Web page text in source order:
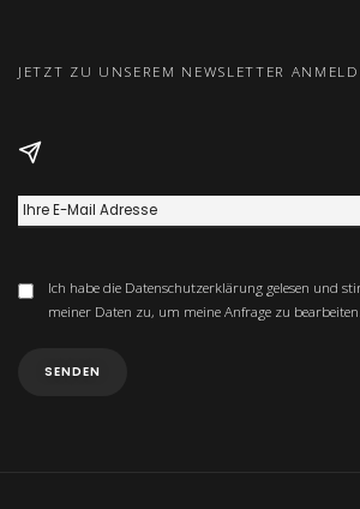
JETZT ZU UNSEREM NEWSLETTER
Ich habe die Datenschutzerklärung gelesen und
meiner Daten zu, um meine Anfrage zu bearbeiten.